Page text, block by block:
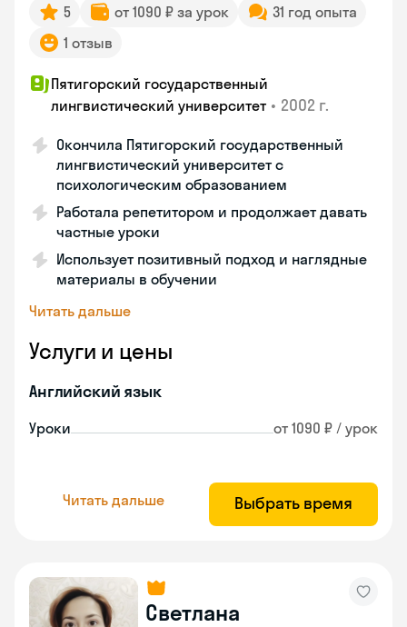
5 от 1090 ₽ за урок
31 год опыта
1 отзыв
Пятигорский государственный
лингвистический университет • 2002 г.
Окончила Пятигорский государственный
лингвистический университет с
психологическим образованием
Работала репетитором и продолжает давать
частные уроки
Использует позитивный подход и наглядные
материалы в обучении
Читать дальше
Услуги и цены
Английский язык
Уроки от 1090 ₽ / урок
Читать дальше Выбрать время
Светлана